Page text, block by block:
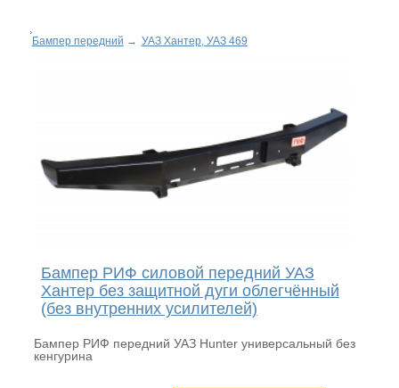
Бампер передний → УАЗ Хантер, УАЗ 469
Бампер РИФ силовой передний УАЗ
Хантер без защитной дуги облегчённый
(без внутренних усилителей)
Бампер РИФ передний УАЗ Hunter универсальный без
кенгурина